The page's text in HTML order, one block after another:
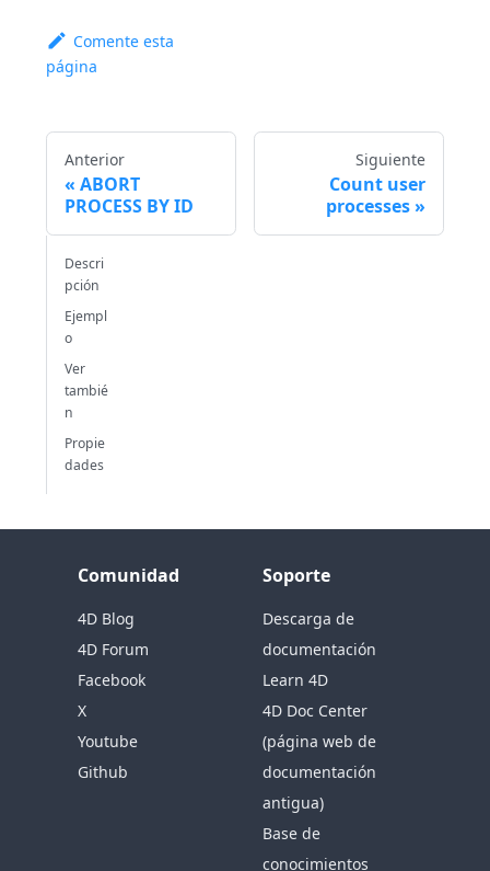
Comente esta
página
Anterior
ABORT
PROCESS BY ID
Siguiente
Count user
processes
Descri
pción
Ejempl
o
Ver
tambié
n
Propie
dades
Comunidad
4D Blog
4D Forum
Facebook
X
Youtube
Github
Soporte
Descarga de
documentación
Learn 4D
4D Doc Center
(página web de
documentación
antigua)
Base de
conocimientos